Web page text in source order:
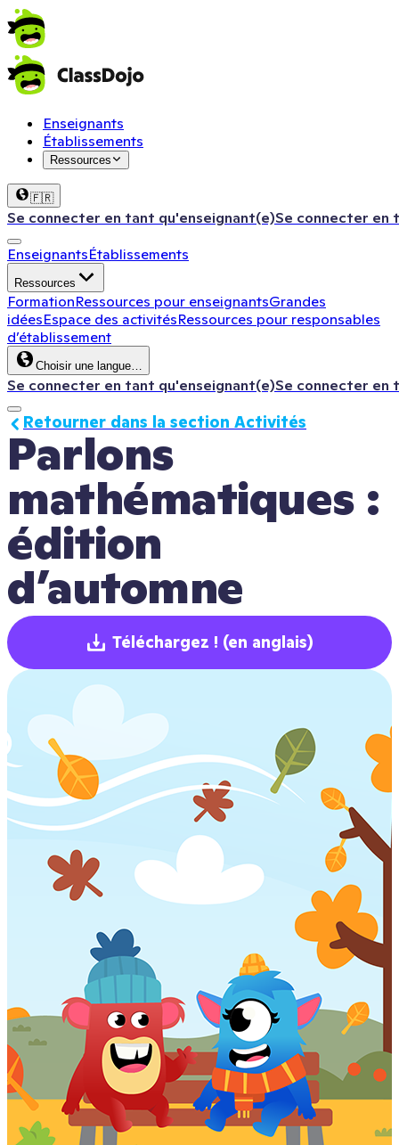
Enseignants
Établissements
Ressources
🇫🇷
Se connecter en tant qu'enseignant(e)Se connecter en
EnseignantsÉtablissements
Ressources
FormationRessources pour enseignantsGrandes
idéesEspace des activitésRessources pour responsables
d’établissement
Choisir une langue…
Se connecter en tant qu'enseignant(e)Se connecter en
Parlons
mathématiques :
édition
d’automne
Retourner dans la section Activités
Téléchargez ! (en anglais)